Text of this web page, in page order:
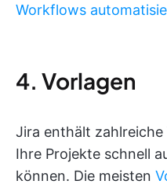
Workflows
4. Vorlagen
Jira enthält zahlreiche
Ihre Projekte schnell
können. Die meisten